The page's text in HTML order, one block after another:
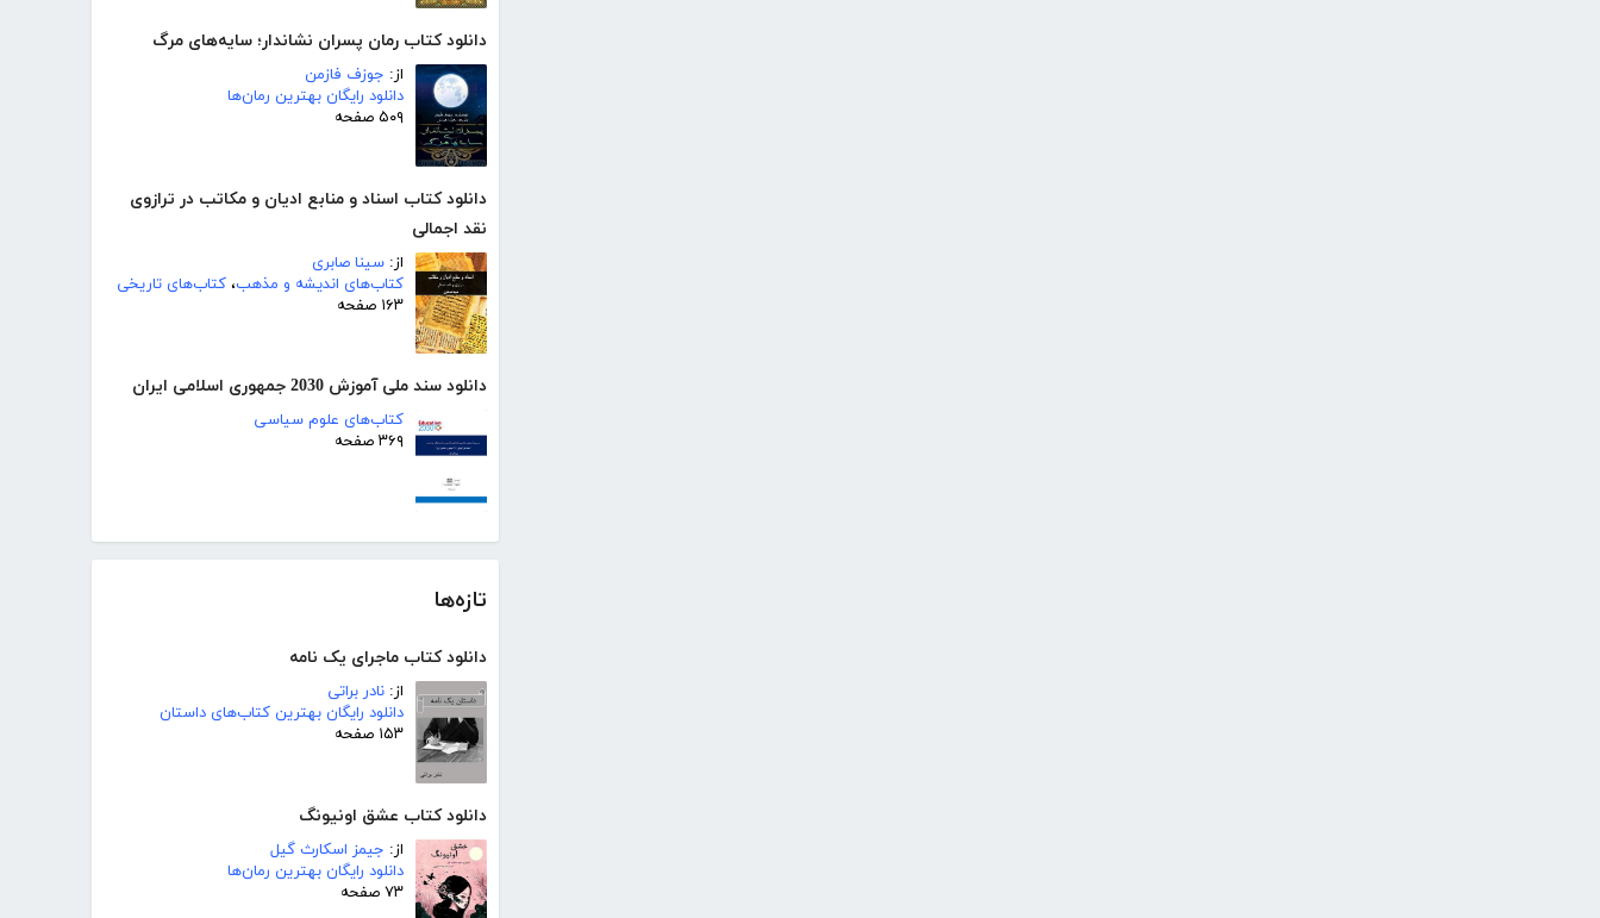
دانلود کتاب رمان پسران نشاندار؛ سایه‌های مرگ
از: جوزف فازمن
دانلود رایگان بهترین رمان‌ها
۵۰۹ صفحه
دانلود کتاب اسناد و منابع ادیان و مکاتب در ترازوی
نقد اجمالی
از: سینا صابری
کتاب‌های اندیشه و مذهب، کتاب‌های تاریخی
۱۶۳ صفحه
دانلود سند ملی آموزش 2030 جمهوری اسلامی ایران
کتاب‌های علوم سیاسی
۳۶۹ صفحه
تازه‌ها
دانلود کتاب ماجرای یک نامه
از: نادر براتی
دانلود رایگان بهترین کتاب‌های داستان
۱۵۳ صفحه
دانلود کتاب عشق اونیونگ
از: جیمز اسکارث گیل
دانلود رایگان بهترین رمان‌ها
۷۳ صفحه